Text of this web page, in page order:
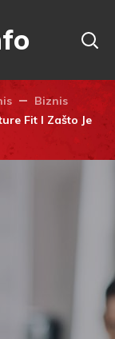
Biznis
Fit I Zašto Je